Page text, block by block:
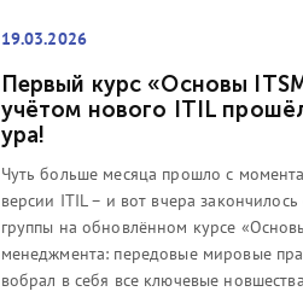
19.03.2026
Первый курс «Основы
учётом нового ITIL
ура!
Чуть больше месяца прошло с
версии ITIL – и вот вчера
группы на обновлённом курсе
менеджмента: передовые мировые
вобрал в себя все ключевые